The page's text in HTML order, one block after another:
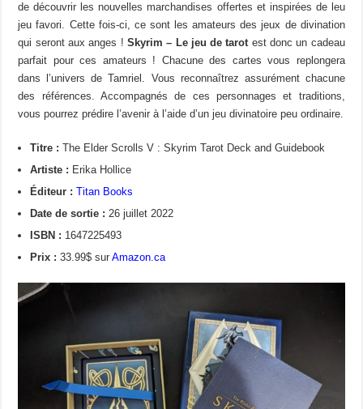
de découvrir les nouvelles marchandises offertes et inspirées de leu
jeu favori. Cette fois-ci, ce sont les amateurs des jeux de divination
qui seront aux anges ! Skyrim – Le jeu de tarot est donc un cadeau
parfait pour ces amateurs ! Chacune des cartes vous replongera
dans l’univers de Tamriel. Vous reconnaîtrez assurément chacune
des références. Accompagnés de ces personnages et traditions,
vous pourrez prédire l’avenir à l’aide d’un jeu divinatoire peu ordinaire.
Titre : The Elder Scrolls V : Skyrim Tarot Deck and Guidebook
Artiste : Erika Hollice
Éditeur :Titan Books
Date de sortie : 26 juillet 2022
ISBN : 1647225493
Prix : 33.99$ surAmazon.ca